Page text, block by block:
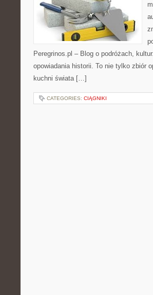
Peregrinos.pl – Blog o podróżach,
opowiadania historii. To nie tylko zbiór
kuchni świata […]
CATEGORIES: CIĄGNIKI